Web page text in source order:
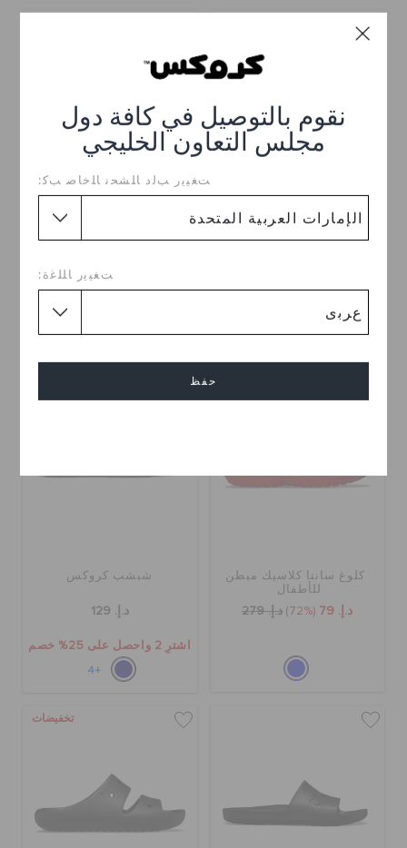
نقوم بالتوصيل في كافة دول
مجلس التعاون الخليجي
ﺖﻐﻴﻳﺭ ﺐﻟﺩ ﺎﻠﺸﺤﻧ ﺎﻠﺧﺎﺻ ﺐﻛ:
ﺖﻐﻴﻳﺭ ﺎﻠﻠﻏﺓ:
حفظ
حذاء كلوغ أطفال بنقشة كرة
قدم
كلوغ سانتا كلاسيك مبطن
للأطفال
د.إ. 79 (72%) د.إ. 279
شبشب كروكس
د.إ. 129
اشترِ 2 واحصل على 25% خصم
+4
تخفيضات